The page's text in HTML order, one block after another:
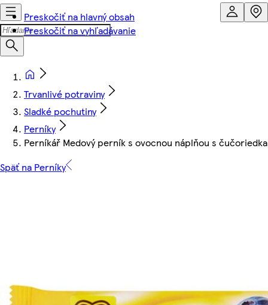
Preskočiť na hlavný obsah
Preskočiť na vyhľadávanie
Trvanlivé potraviny
Sladké pochutiny
Perníky
Perníkář Medový perník s ovocnou náplňou s
Späť na Perníky